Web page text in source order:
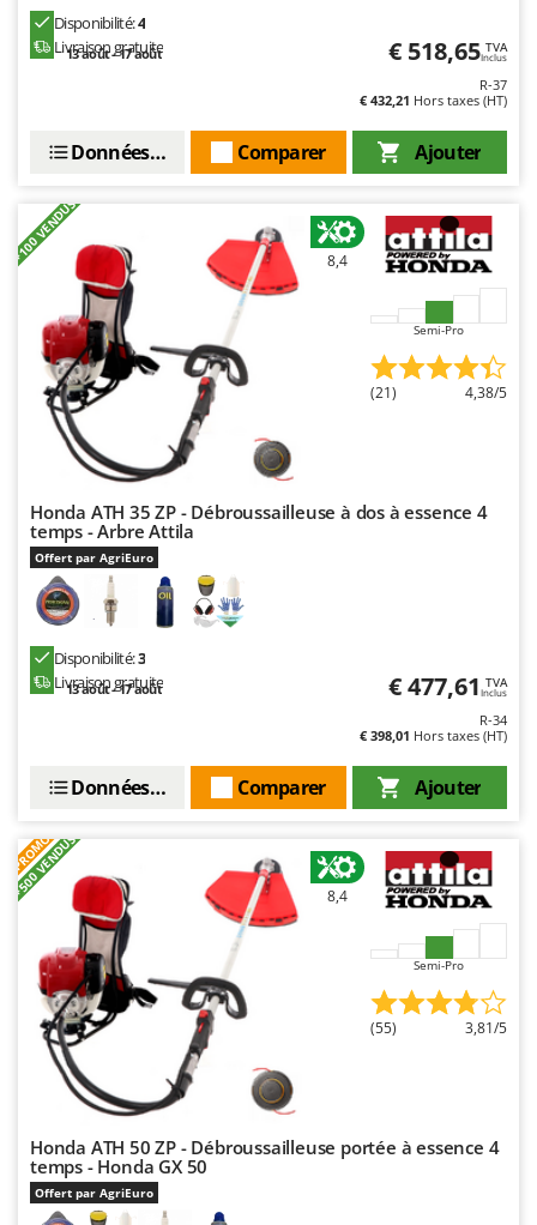
Disponibilité:4
Livraison gratuite
13 août - 17 août € 518,65 TVA
Inclus
R-37
€ 432,21 Hors taxes (HT)
Ajouter
Comparer
Données techniques
+100 VENDUS 8,4
Semi-Pro
(21) 4,38/5
Honda ATH 35 ZP - Débroussailleuse à dos à essence 4
temps - Arbre Attila
Offert par AgriEuro
Disponibilité:3
Livraison gratuite
13 août - 17 août € 477,61 TVA
Inclus
R-34
€ 398,01 Hors taxes (HT)
Ajouter
Comparer
Données techniques
PROMO
+500 VENDUS 8,4
Semi-Pro
(55) 3,81/5
Honda ATH 50 ZP - Débroussailleuse portée à essence 4
temps - Honda GX 50
Offert par AgriEuro